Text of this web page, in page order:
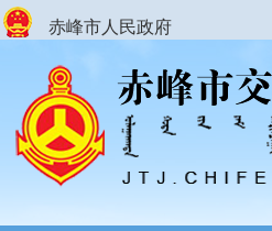
赤峰市人民政府